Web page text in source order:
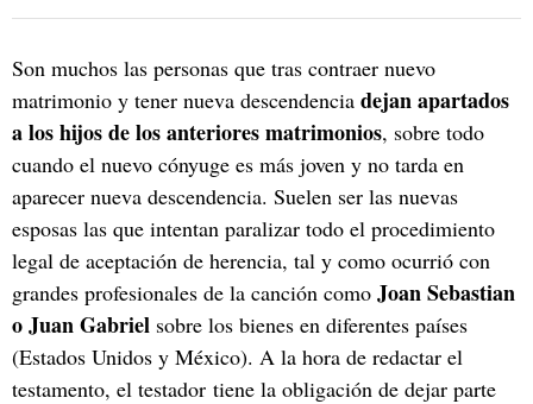
Son muchos las personas que tras contraer nuevo
matrimonio y tener nueva descendencia dejan apartados
a los hijos de los anteriores matrimonios, sobre todo
cuando el nuevo cónyuge es más joven y no tarda en
aparecer nueva descendencia. Suelen ser las nuevas
esposas las que intentan paralizar todo el procedimiento
legal de aceptación de herencia, tal y como ocurrió con
grandes profesionales de la canción como Joan Sebastian
o Juan Gabriel sobre los bienes en diferentes países
(Estados Unidos y México). A la hora de redactar el
testamento, el testador tiene la obligación de dejar parte